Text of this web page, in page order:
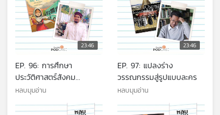
23:46
EP. 96: การศึกษา
ประวัติศาสตร์สังคม
วัฒนธรรม ในวรรณกรรม
หลบมุมอ่าน
23:46
EP. 97: แปลงร่าง
วรรณกรรมสู่รูปแบบละคร
หลบมุมอ่าน